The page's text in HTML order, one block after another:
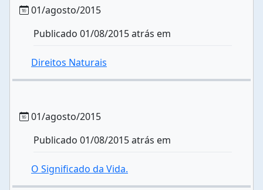
01/agosto/2015
Publicado 01/08/2015 atrás em
Direitos Naturais
01/agosto/2015
Publicado 01/08/2015 atrás em
O Significado da Vida.